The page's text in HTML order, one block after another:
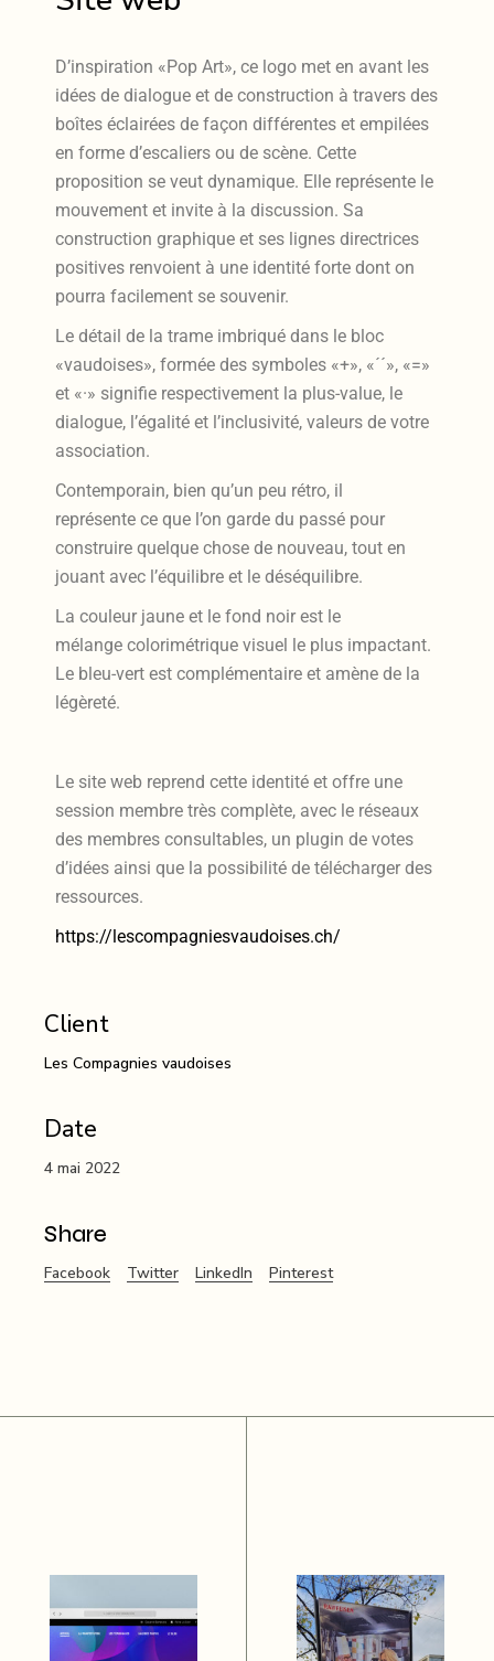
D’inspiration «Pop Art», ce logo met en avant les
idéesde dialogue et de construction à travers des
boîteséclairées de façon différentes et empilées
en formed’escaliers ou de scène. Cette
proposition se veut dynamique. Elle représente le
mouvement et invite à la discussion. Sa
constructiongraphique et ses lignes directrices
positives renvoient à une identité forte dont on
pourra facilement se souvenir.
Le détail de la trame imbriqué dans le bloc
«vaudoises»,formée des symboles «+», «´´», «=»
et «·» signifie respectivement la plus-value, le
dialogue, l’égalité et l’inclusivité, valeurs de votre
association.
Contemporain, bien qu’un peu rétro, il
représentece que l’on garde du passé pour
construire quelquechose de nouveau, tout en
jouant avec l’équilibre et le déséquilibre.
La couleur jaune et le fond noir est le
mélangecolorimétrique visuel le plus impactant.
Le bleu-vertest complémentaire et amène de la
légèreté.
Le site web reprend cette identité et offre une
session membre très complète, avec le réseaux
des membres consultables, un plugin de votes
d’idées ainsi que la possibilité de télécharger des
ressources.
https://lescompagniesvaudoises.ch/
Client
Les Compagnies vaudoises
Date
4 mai 2022
Share
Facebook Twitter LinkedIn Pinterest